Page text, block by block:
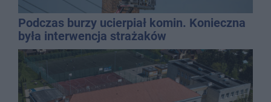
Podczas burzy ucierpiał komin. Konieczna
była interwencja strażaków